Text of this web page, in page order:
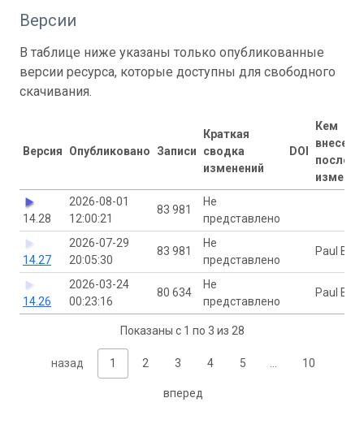
Версии
В таблице ниже указаны только опубликованные
версии ресурса, которые доступны для свободного
скачивания.
Версия Опубликовано Записи
Краткая
сводка
изменений
DOI
Кем
внесены
14.28
2026-08-01
12:00:21
83 981
Не
представлено
14.27
2026-07-29
20:05:30
83 981
Не
представлено
Paul
14.26
2026-03-24
00:23:16
80 634
Не
представлено
Paul
Показаны с 1 по 3 из 28
назад 1 2 3 4 5 10
вперед